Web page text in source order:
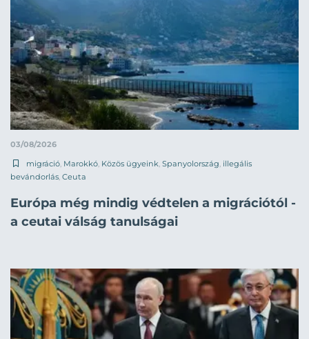
03/08/2026
migráció, Marokkó, Közös ügyeink, Spanyolország, illegális
bevándorlás, Ceuta
Európa még mindig védtelen a migrációtól -
a ceutai válság tanulságai